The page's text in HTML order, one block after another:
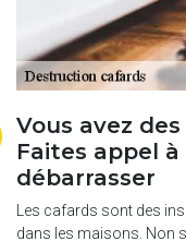
Vous avez
Faites appel
débarrasser
Les cafards sont des
dans les maisons. Non